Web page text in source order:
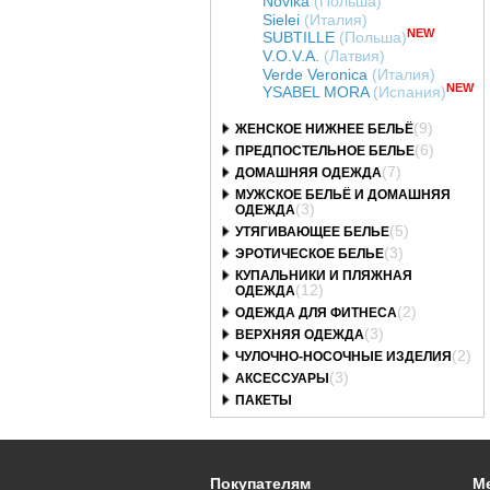
Sielei (Италия)
SUBTILLE (Польша)NEW
V.O.V.A. (Латвия)
Verde Veronica (Италия)
YSABEL MORA(Испания) NEW
ЖЕНСКОЕ НИЖНЕЕ БЕЛЬЁ(9)
ПРЕДПОСТЕЛЬНОЕ БЕЛЬЕ(6)
ДОМАШНЯЯ ОДЕЖДА(7)
МУЖСКОЕ БЕЛЬЁ И ДОМАШНЯЯ
ОДЕЖДА(3)
УТЯГИВАЮЩЕЕ БЕЛЬЕ(5)
ЭРОТИЧЕСКОЕ БЕЛЬЕ(3)
КУПАЛЬНИКИ И ПЛЯЖНАЯ
ОДЕЖДА(12)
ОДЕЖДА ДЛЯ ФИТНЕСА(2)
ВЕРХНЯЯ ОДЕЖДА(3)
ЧУЛОЧНО-НОСОЧНЫЕ ИЗДЕЛИЯ (2)
АКСЕССУАРЫ (3)
ПАКЕТЫ
Покупателям